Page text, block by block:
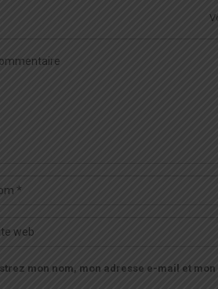
mon nom, mon adresse e-mail et